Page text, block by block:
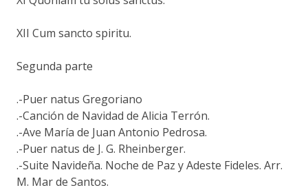
XII Cum sancto spiritu.
Segunda parte
.-Puer natus Gregoriano
.-Canción de Navidad de Alicia Terrón.
.-Ave María de Juan Antonio Pedrosa.
.-Puer natus de J. G. Rheinberger.
.-Suite Navideña. Noche de Paz y Adeste Fideles. Arr.
M. Mar de Santos.